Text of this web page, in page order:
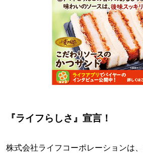
『ライフらしさ』宣言！
株式会社ライフコーポレーションは